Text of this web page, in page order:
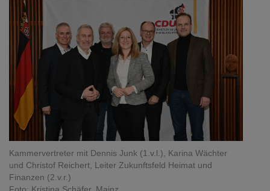
Kammervertreter mit Dennis Junk (1.v.l.), Karina Wächter
und Christof Reichert, Leiter Zukunftsfeld Heimat und
Finanzen (2.v.r.)
Foto: Kristina Schäfer, Mainz